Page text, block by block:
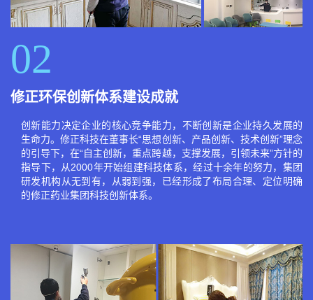
02
修正环保创新体系建设成就
创新能力决定企业的核心竞争能力，不断创新是企业持久发展的
生命力。修正科技在董事长“思想创新、产品创新、技术创新”理念
的引导下，在“自主创新，重点跨越，支撑发展，引领未来”方针的
指导下，从2000年开始组建科技体系，经过十余年的努力，集团
研发机构从无到有，从弱到强，已经形成了布局合理、定位明确
的修正药业集团科技创新体系。